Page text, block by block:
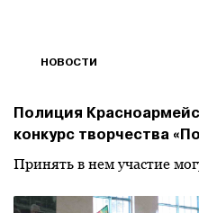
НОВОСТИ
Полиция
конкурс творчества
Принять в нем участие